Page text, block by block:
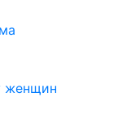
женщин